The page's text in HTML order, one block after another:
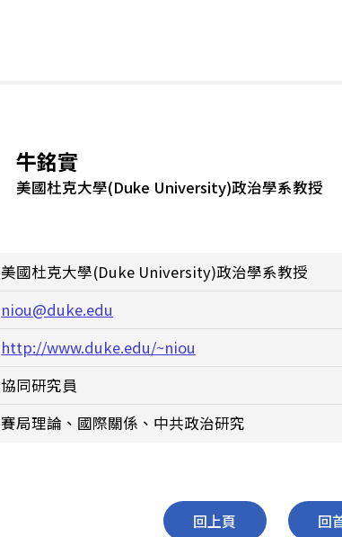
牛銘實
美國杜克大學(Duke University)政治學系教授
美國杜克大學(Duke University)政治學系教授
niou@duke.edu
http://www.duke.edu/~niou
協同研究員
賽局理論、國際關係、中共政治研究
回上頁 回